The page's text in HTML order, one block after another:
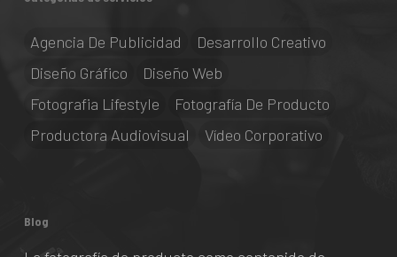
Agencia De Publicidad
Desarrollo Creativo
Diseño Gráfico
Diseño Web
Fotografia Lifestyle
Fotografía De Producto
Productora Audiovisual
Vídeo Corporativo
Blog